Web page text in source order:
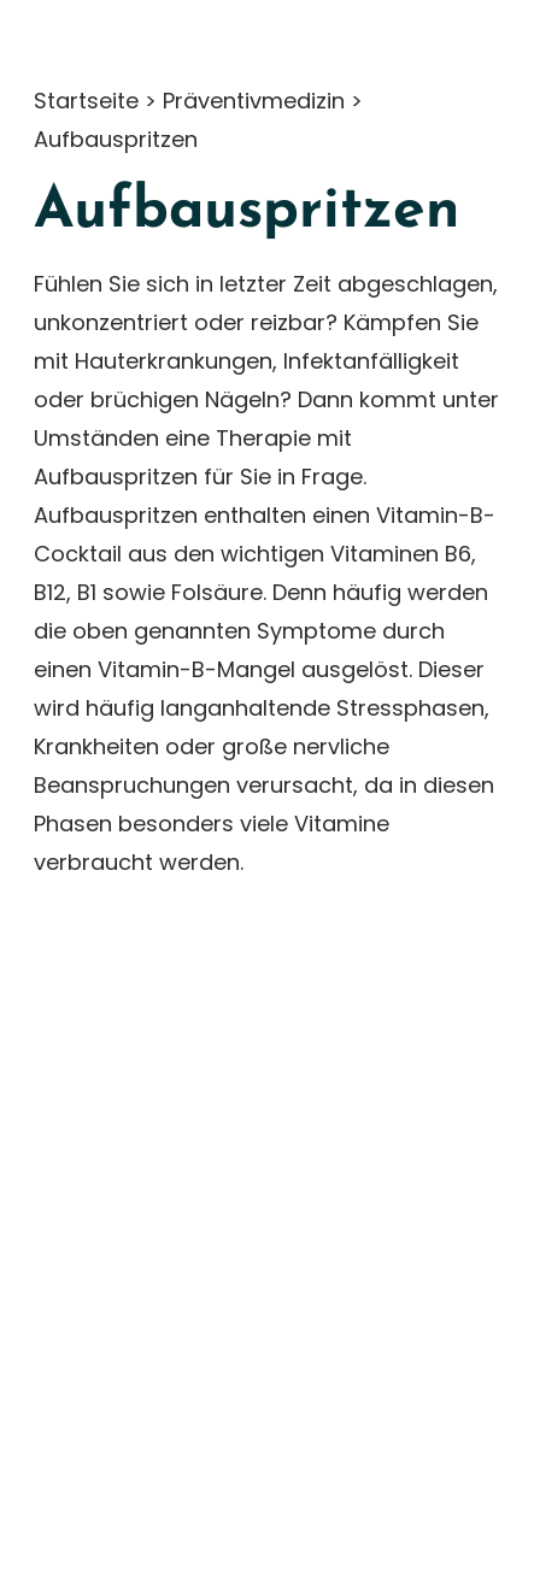
Startseite > Präventivmedizin >
Aufbauspritzen
Aufbauspritzen
Fühlen Sie sich in letzter Zeit abgeschlagen,
unkonzentriert oder reizbar? Kämpfen Sie
mit Hauterkrankungen, Infektanfälligkeit
oder brüchigen Nägeln? Dann kommt unter
Umständen eine Therapie mit
Aufbauspritzen für Sie in Frage.
Aufbauspritzen enthalten einen Vitamin-B-
Cocktail aus den wichtigen Vitaminen B6,
B12, B1 sowie Folsäure. Denn häufig werden
die oben genannten Symptome durch
einen Vitamin-B-Mangel ausgelöst. Dieser
wird häufig langanhaltende Stressphasen,
Krankheiten oder große nervliche
Beanspruchungen verursacht, da in diesen
Phasen besonders viele Vitamine
verbraucht werden.